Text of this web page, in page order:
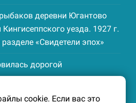
деревни Югантово
уезда. 1927 г.
«Свидетели эпох»
дорогой
уезда. 1926-
cookie. Если вас это